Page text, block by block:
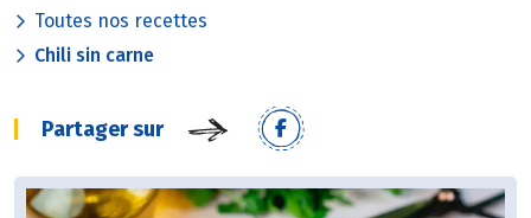
Toutes nos recettes
Chili sin carne
Partager sur